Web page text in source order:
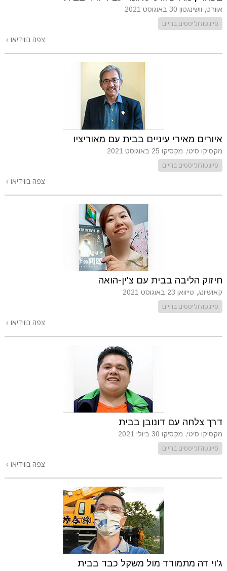
אוורט, וושינגטון 30 באוגוסט 2021
סיינטולוג'יסטים בחיים
צפה בווידיאו
איורים מאירי עיניים בבית עם מאוריציו
מקסיקו סיטי, מקסיקו 25 באוגוסט 2021
סיינטולוג'יסטים בחיים
צפה בווידיאו
חיזוק הליבה בבית עם צ'ין-הואה
קאושיונג, טייוואן 23 באוגוסט 2021
סיינטולוג'יסטים בחיים
צפה בווידיאו
דרך צלחה עם דונובן בבית
מקסיקו סיטי, מקסיקו 30 ביולי 2021
סיינטולוג'יסטים בחיים
צפה בווידיאו
ג'וי דה מתמודד מול משקל כבד בבית